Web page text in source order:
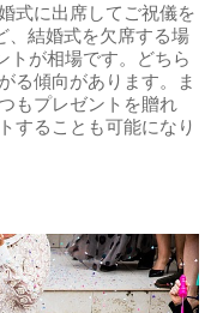
式に出席してご祝儀を
、結婚式を欠席する場
トが相場です。どちら
る傾向があります。ま
もプレゼントを贈れ
することも可能になり